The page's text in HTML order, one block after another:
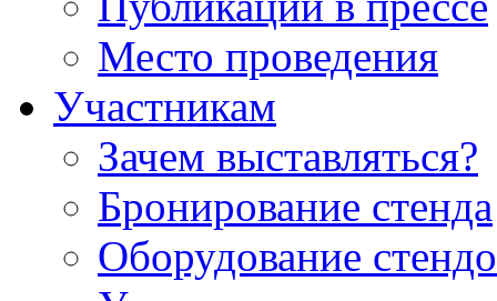
Место проведения
Участникам
Зачем выставляться?
Бронирование стенда
Оборудование